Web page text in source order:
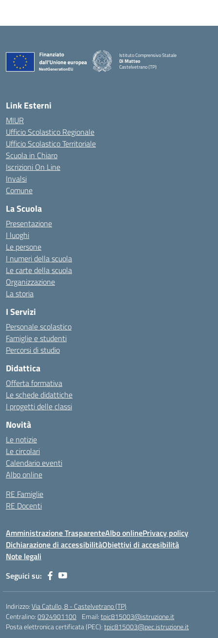
Istituto Comprensivo Statale
Di Matteo
Castelvetrano (TP)
Link Esterni
MIUR
Ufficio Scolastico Regionale
Ufficio Scolastico Territoriale
Scuola in Chiaro
Iscrizioni On Line
Invalsi
Comune
La Scuola
Presentazione
I luoghi
Le persone
I numeri della scuola
Le carte della scuola
Organizzazione
La storia
I Servizi
Personale scolastico
Famiglie e studenti
Percorsi di studio
Didattica
Offerta formativa
Le schede didattiche
I progetti delle classi
Novità
Le notizie
Le circolari
Calendario eventi
Albo online
RE Famiglie
RE Docenti
Amministrazione TrasparenteAlbo onlinePrivacy policy
Dichiarazione di accessibilitàObiettivi di accesibilità
Note legali
Seguici su:
Indirizzo:Via Catullo, 8 - Castelvetrano (TP)
Centralino:0924901100 Email:tpic815003@istruzione.it
Posta elettronica certificata (PEC):tpic815003@pec.istruzione.it